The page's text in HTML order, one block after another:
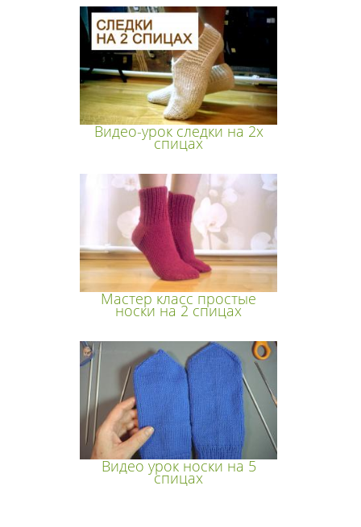
Видео-урок следки на 2х
спицах
Мастер класс простые
носки на 2 спицах
Видео урок носки на 5
спицах